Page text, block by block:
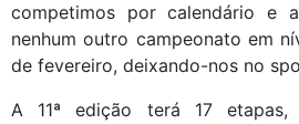
competimos por calendário e
nenhum outro campeonato em
de fevereiro, deixando-nos no
A 11ª edição terá 17